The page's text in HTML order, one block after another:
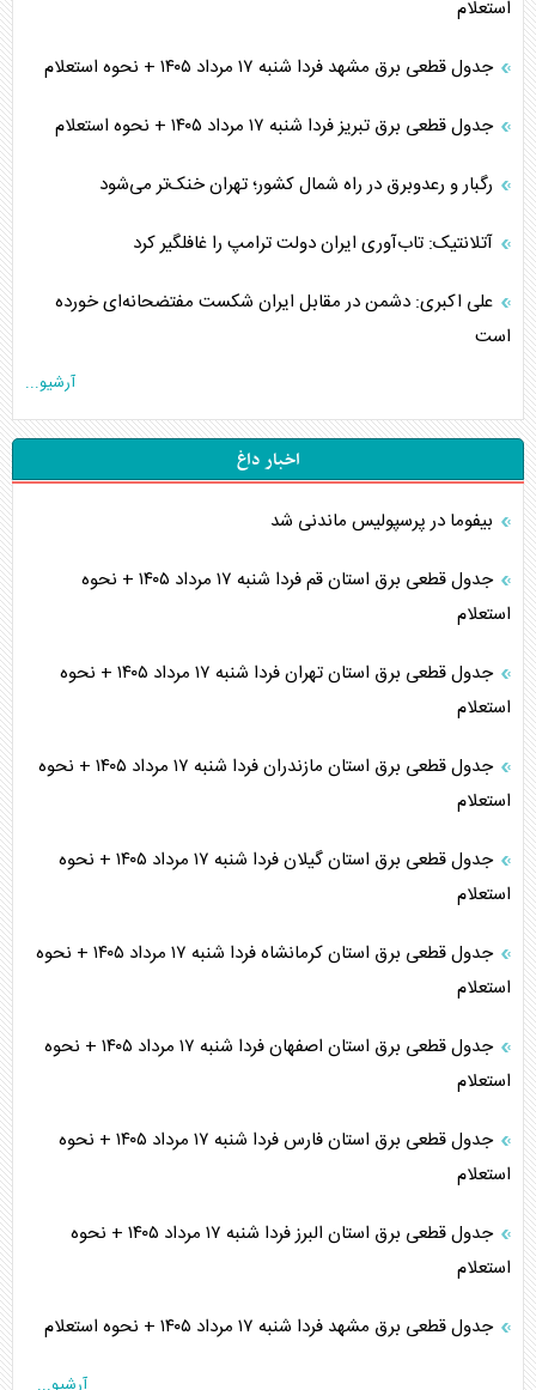
استعلام
جدول قطعی برق مشهد فردا شنبه ۱۷ مرداد ۱۴۰۵ + نحوه استعلام
جدول قطعی برق تبریز فردا شنبه ۱۷ مرداد ۱۴۰۵ + نحوه استعلام
رگبار و رعدوبرق در راه شمال کشور؛ تهران خنک‌تر می‌شود
آتلانتیک: تاب‌آوری ایران دولت ترامپ را غافلگیر کرد
علی اکبری: دشمن در مقابل ایران شکست مفتضحانه‌ای خورده
است
آرشیو...
اخبار داغ
بیفوما در پرسپولیس ماندنی شد
جدول قطعی برق استان قم فردا شنبه ۱۷ مرداد ۱۴۰۵ + نحوه
استعلام
جدول قطعی برق استان تهران فردا شنبه ۱۷ مرداد ۱۴۰۵ + نحوه
استعلام
جدول قطعی برق استان مازندران فردا شنبه ۱۷ مرداد ۱۴۰۵ + نحوه
استعلام
جدول قطعی برق استان گیلان فردا شنبه ۱۷ مرداد ۱۴۰۵ + نحوه
استعلام
جدول قطعی برق استان کرمانشاه فردا شنبه ۱۷ مرداد ۱۴۰۵ + نحوه
استعلام
جدول قطعی برق استان اصفهان فردا شنبه ۱۷ مرداد ۱۴۰۵ + نحوه
استعلام
جدول قطعی برق استان فارس فردا شنبه ۱۷ مرداد ۱۴۰۵ + نحوه
استعلام
جدول قطعی برق استان البرز فردا شنبه ۱۷ مرداد ۱۴۰۵ + نحوه
استعلام
جدول قطعی برق مشهد فردا شنبه ۱۷ مرداد ۱۴۰۵ + نحوه استعلام